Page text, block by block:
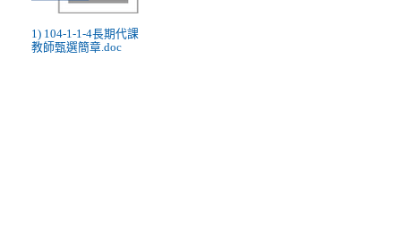
1) 104-1-1-4長期代課
教師甄選簡章.doc